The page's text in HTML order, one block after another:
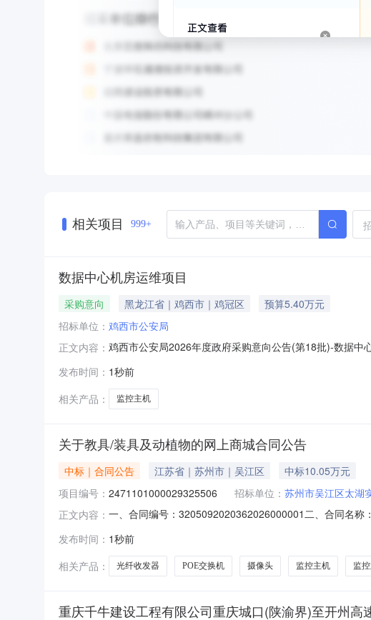
相关项目 999+
数据中心机房运维项目
采购意向 黑龙江省｜鸡西市｜鸡冠区
预算5.40万元
招标单位： 鸡西市公安局
正文内容： 鸡西市公安局2026年度政府采购意向公告(第18批)-数据
常工作需要需满足的要求:符合国家标准预计采购时间：
准。
发布时间： 1秒前
相关产品：
监控主机
关于教具/装具及动植物的网上商城合同公告
中标｜合同公告 江苏省｜苏州市｜吴江区
中标10.05万元
项目编号： 2471101000029325506 招标单位： 苏州市吴江区太湖
正文内容： 一、合同编号：3205092020362026000001二、合同名
公司地址：江苏省南京市玄武区南京市玄武区洪武北路55
发布时间： 1秒前
相关产品：
光纤收发器 POE交换机 摄像头 监控主机 监
重庆千牛建设工程有限公司重庆城口(陕渝界)至开州